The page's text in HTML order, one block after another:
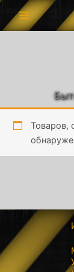
Перейти
Товаров,